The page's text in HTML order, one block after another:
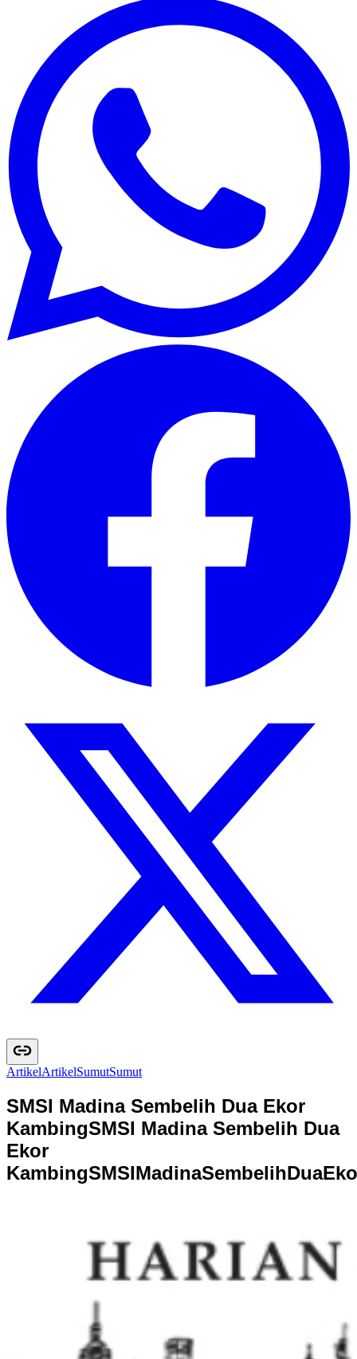
ArtikelArtikelSumutSumut
SMSI Madina Sembelih Dua Ekor
KambingSMSI Madina Sembelih Dua
Ekor
KambingSMSIMadinaSembelihDuaEko